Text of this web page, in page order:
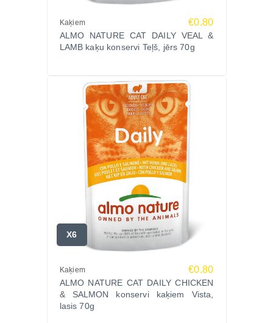
Kaķiem €0.80
ALMO NATURE CAT DAILY VEAL &
LAMB kaķu konservi Teļš, jērs 70g
X6
Kaķiem €0.80
ALMO NATURE CAT DAILY CHICKEN
& SALMON konservi kaķiem Vista,
lasis 70g